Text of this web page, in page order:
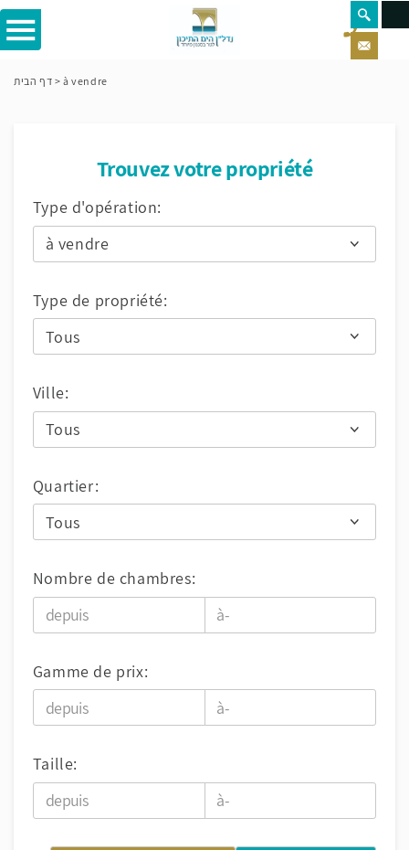
דף הבית >à vendre
Trouvez votre propriété
Type d'opération:
Type de propriété:
Ville:
Quartier:
Nombre de chambres:
Gamme de prix:
Taille: